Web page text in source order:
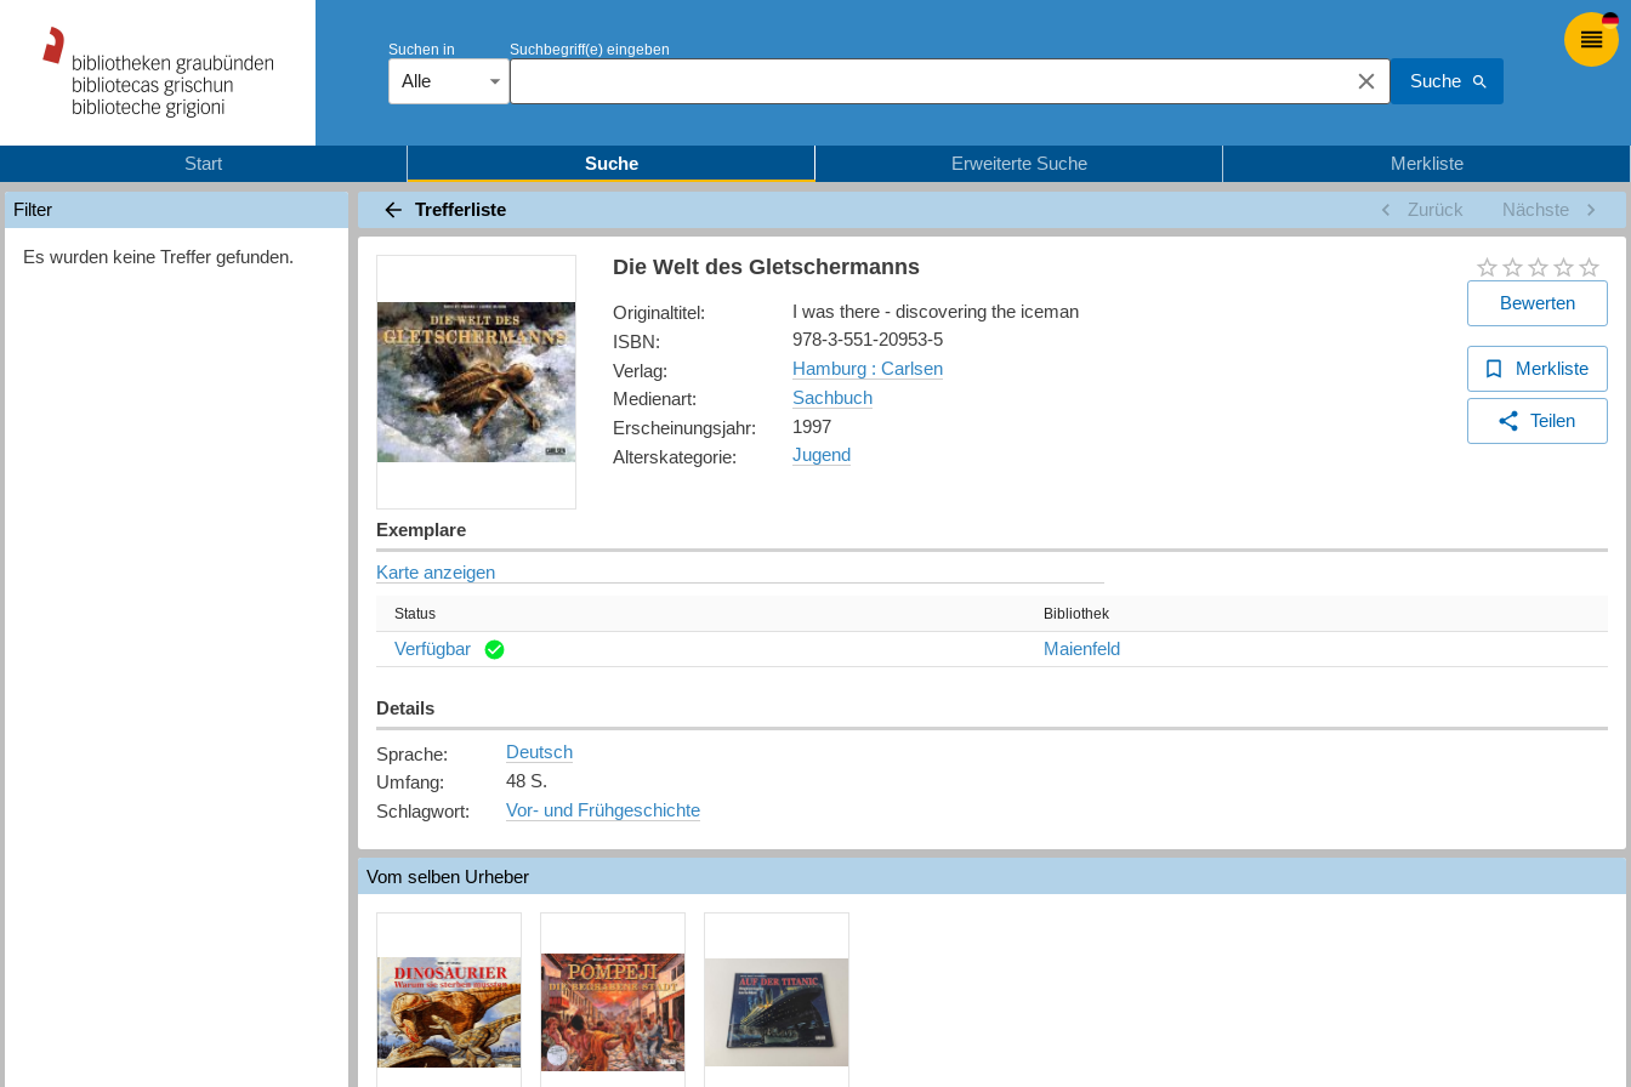
Suchen in
Alle
Suchbegriff(e) eingeben
Suche
Start Suche Erweiterte Suche Merkliste
Filter
Es wurden keine Treffer gefunden.
Trefferliste Zurück Nächste
Die Welt des Gletschermanns
Originaltitel:
I was there - discovering the iceman
ISBN:
978-3-551-20953-5
Verlag:
Hamburg : Carlsen
Medienart:
Sachbuch
Erscheinungsjahr:
1997
Alterskategorie: Jugend
Bewerten
Merkliste
Teilen
Exemplare
Karte anzeigen
Status Bibliothek
Verfügbar Maienfeld
Details
Sprache:
Deutsch
Umfang:
48 S.
Schlagwort: Vor- und Frühgeschichte
Vom selben Urheber